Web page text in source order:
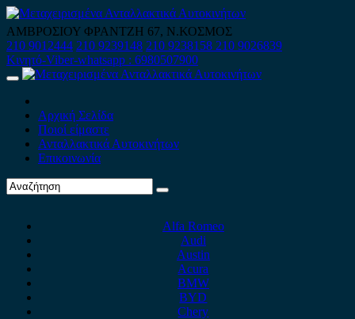
Skip
to
content
ΑΜΒΡΟΣΙΟΥ ΦΡΑΝΤΖΗ 67, Ν.ΚΟΣΜΟΣ
210 9012444 210 9239148 210 9238158 210 9026839
Κινητό-Viber-whatsapp : 6980507900
Primary
Αρχική Σελίδα
Ποιοί είμαστε
Ανταλλακτικά Αυτοκινήτων
Επικοινωνία
Alfa Romeo
Audi
Austin
Acura
BMW
BYD
Chery